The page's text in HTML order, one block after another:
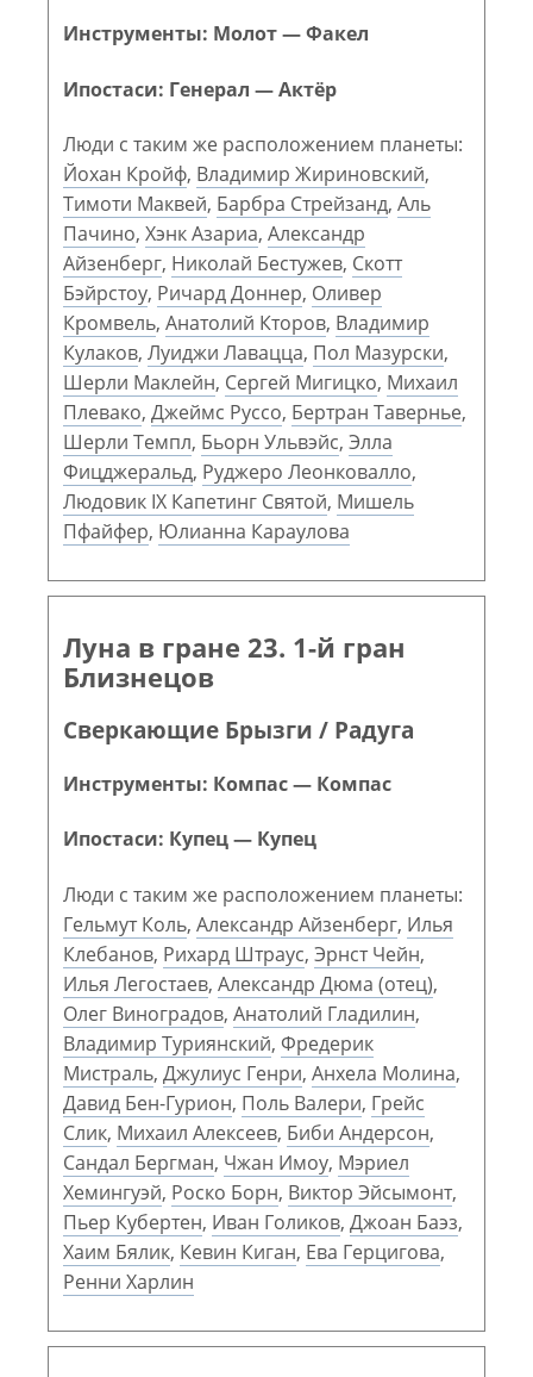
Инструменты: Молот — Факел
Ипостаси: Генерал — Актёр
Люди с таким же расположением планеты:
Йохан Кройф, Владимир Жириновский,
Тимоти Маквей, Барбра Стрейзанд, Аль
Пачино, Хэнк Азариа, Александр
Айзенберг, Николай Бестужев, Скотт
Бэйрстоу, Ричард Доннер, Оливер
Кромвель, Анатолий Кторов, Владимир
Кулаков, Луиджи Лавацца, Пол Мазурски,
Шерли Маклейн, Сергей Мигицко, Михаил
Плевако, Джеймс Руссо, Бертран Тавернье,
Шерли Темпл, Бьорн Ульвэйс, Элла
Фицджеральд, Руджеро Леонковалло,
Людовик IX Капетинг Святой, Мишель
Пфайфер, Юлианна Караулова
Луна в гране 23. 1-й гран
Близнецов
Сверкающие Брызги / Радуга
Инструменты: Компас — Компас
Ипостаси: Купец — Купец
Люди с таким же расположением планеты:
Гельмут Коль, Александр Айзенберг, Илья
Клебанов, Рихард Штраус, Эрнст Чейн,
Илья Легостаев, Александр Дюма (отец),
Олег Виноградов, Анатолий Гладилин,
Владимир Туриянский, Фредерик
Мистраль, Джулиус Генри, Анхела Молина,
Давид Бен-Гурион, Поль Валери, Грейс
Слик, Михаил Алексеев, Биби Андерсон,
Сандал Бергман, Чжан Имоу, Мэриел
Хемингуэй, Роско Борн, Виктор Эйсымонт,
Пьер Кубертен, Иван Голиков, Джоан Баэз,
Хаим Бялик, Кевин Киган, Ева Герцигова,
Ренни Харлин